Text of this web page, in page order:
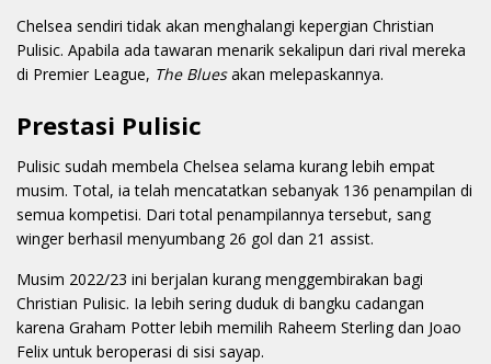
Chelsea sendiri tidak akan menghalangi kepergian Christian
Pulisic. Apabila ada tawaran menarik sekalipun dari rival mereka
di Premier League, The Bluesakan melepaskannya.
Prestasi Pulisic
Pulisic sudah membela Chelsea selama kurang lebih empat
musim. Total, ia telah mencatatkan sebanyak 136 penampilan di
semua kompetisi. Dari total penampilannya tersebut, sang
winger berhasil menyumbang 26 gol dan 21 assist.
Musim 2022/23 ini berjalan kurang menggembirakan bagi
Christian Pulisic. Ia lebih sering duduk di bangku cadangan
karena Graham Potter lebih memilih Raheem Sterling dan Joao
Felix untuk beroperasi di sisi sayap.